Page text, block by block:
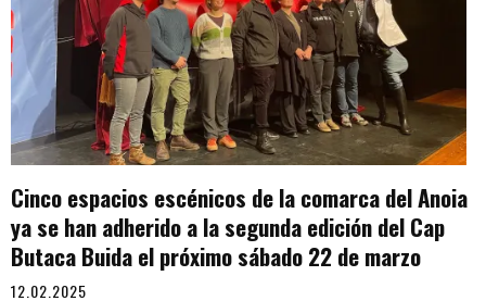
Cinco espacios escénicos de la comarca del Anoia
ya se han adherido a la segunda edición del Cap
Butaca Buida el próximo sábado 22 de marzo
12.02.2025